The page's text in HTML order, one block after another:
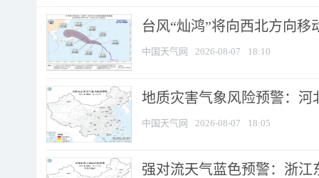
台风“灿鸿”将向西北方向移
中国天气网 2026-08-07 18:10
地质灾害气象风险预警：河
中国天气网 2026-08-07 18:05
强对流天气蓝色预警：浙江